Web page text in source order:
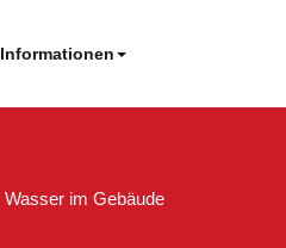
Informationen
Wasser im Gebäude